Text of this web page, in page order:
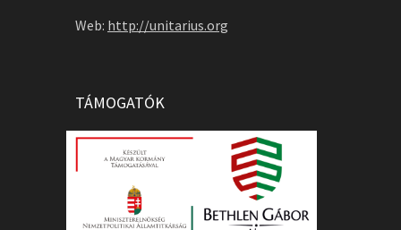
Web: http://unitarius.org
TÁMOGATÓK